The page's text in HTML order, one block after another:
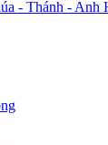
- Thánh - Anh